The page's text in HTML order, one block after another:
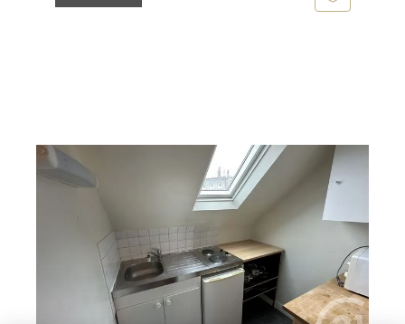
LE MANS 72
14,63 m
Appartement Studio à louer
355 €
par mois charges comprises
Visiter le site dédié